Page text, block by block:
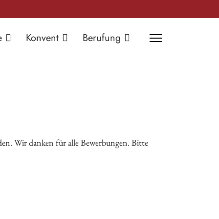
Konvent Berufung
Wir danken für alle Bewerbungen. Bitte